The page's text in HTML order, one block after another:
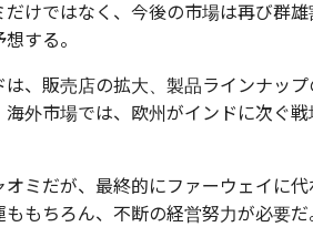
だけではなく、今後の市場は再び群雄
する。
、販売店の拡大、製品ラインナップ
外市場では、欧州がインドに次ぐ戦
ミだが、最終的にファーウェイに代
ももちろん、不断の経営努力が必要だ